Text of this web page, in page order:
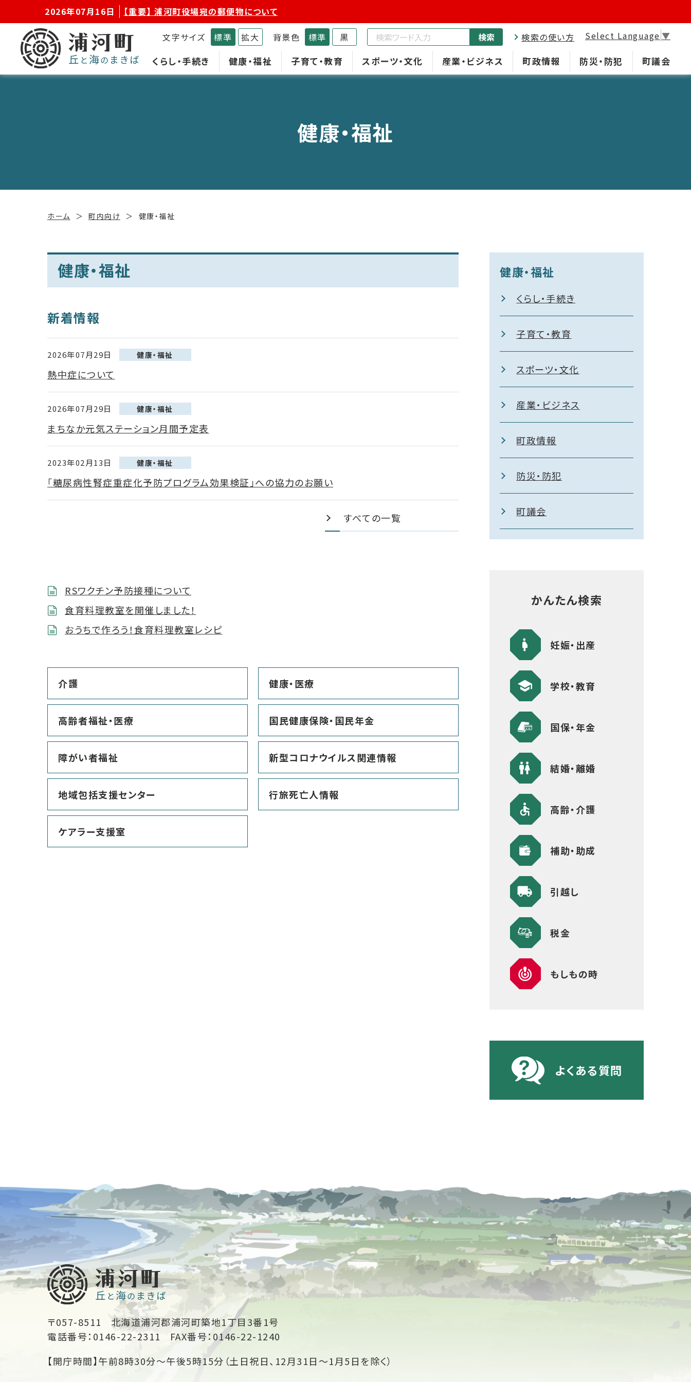
2026年07月16日 【重要】 浦河町役場宛の郵便物について
くらし・手続き 健康・福祉 子育て・教育 スポーツ・文化 産業・ビジネス 町政情報 防災・防犯 町議会
文字サイズ 標準 拡大 背景色 標準 黒 検索 検索の使い方 Select Language ▼
健康・福祉
ホーム 町内向け 健康・福祉
健康・福祉
新着情報
2026年07月29日 健康・福祉
熱中症について
2026年07月29日 健康・福祉
まちなか元気ステーション月間予定表
2023年02月13日 健康・福祉
「糖尿病性腎症重症化予防プログラム効果検証」への協力のお願い
すべての一覧
RSワクチン予防接種について
食育料理教室を開催しました！
おうちで作ろう！食育料理教室レシピ
介護 健康・医療
高齢者福祉・医療 国民健康保険・国民年金
障がい者福祉 新型コロナウイルス関連情報
地域包括支援センター 行旅死亡人情報
ケアラー支援室
健康・福祉
くらし・手続き
子育て・教育
スポーツ・文化
産業・ビジネス
町政情報
防災・防犯
町議会
かんたん検索
妊娠・出産
学校・教育
国保・年金
結婚・離婚
高齢・介護
補助・助成
引越し
税金
もしもの時
よくある質問
〒057-8511
北海道浦河郡浦河町築地1丁目3番1号
電話番号：0146-22-2311
FAX番号：0146-22-1240
【開庁時間】午前8時30分～午後5時15分（土日祝日、12月31日～1月5日を除く）